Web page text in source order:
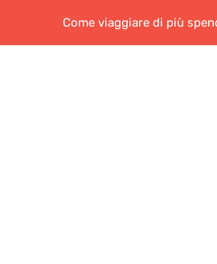
Come viaggiare di più